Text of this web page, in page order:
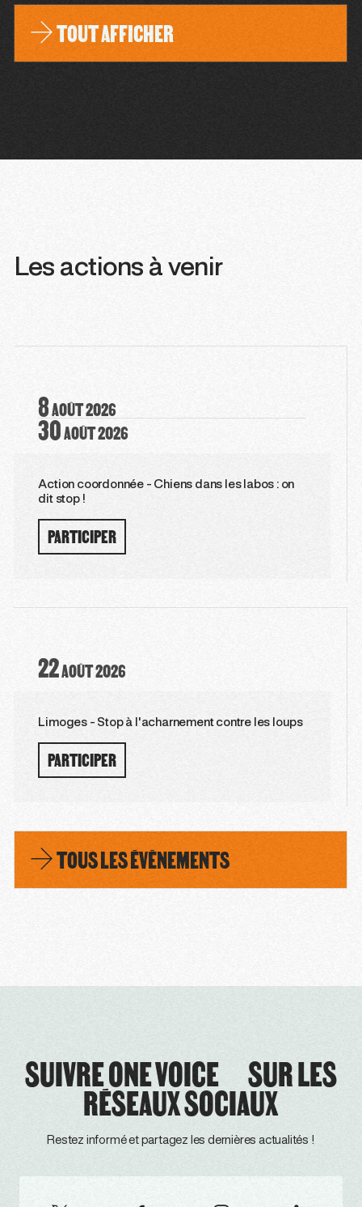
TOUT AFFICHER
Les actions à venir
8AOÛT2026
30AOÛT2026
Action coordonnée - Chiens dans les labos : on
dit stop !
PARTICIPER
22AOÛT2026
Limoges - Stop à l'acharnement contre les loups
PARTICIPER
TOUS LES ÉVÈNEMENTS
SUIVRE ONE VOICE SUR LES
RÉSEAUX SOCIAUX
Restez informé et partagez les dernières actualités !